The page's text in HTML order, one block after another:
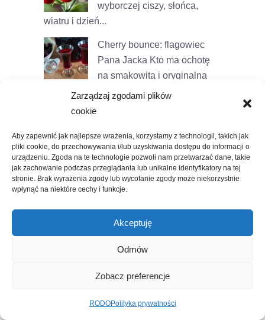
Zarządzaj zgodami plików
cookie
Aby zapewnić jak najlepsze wrażenia, korzystamy z technologii, takich jak
pliki cookie, do przechowywania i/lub uzyskiwania dostępu do informacji o
urządzeniu. Zgoda na te technologie pozwoli nam przetwarzać dane, takie
jak zachowanie podczas przeglądania lub unikalne identyfikatory na tej
stronie. Brak wyrażenia zgody lub wycofanie zgody może niekorzystnie
wpłynąć na niektóre cechy i funkcje.
Akceptuję
Odmów
Zobacz preferencje
RODOPolityka prywatności
wyborczej ciszy, słońca,
wiatru i dzień...
Cherry bounce: flagowiec
Pana Jacka Kto ma ochotę
na smakowitą i oryginalną
nalewkę? Podpow...
Światowego Dnia Pszczół
mam dla Was radosny...
Pudding – petarda! Gorąco
Nalewka orzechowa w trzech
ogóle nie ma...